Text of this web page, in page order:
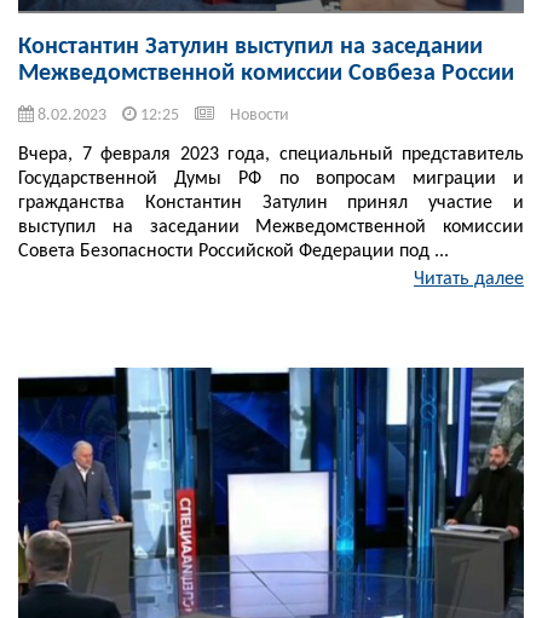
Константин Затулин выступил на заседании
Межведомственной комиссии Совбеза России
8.02.2023 12:25 Новости
Вчера, 7 февраля 2023 года, специальный представитель
Государственной Думы РФ по вопросам миграции и
гражданства Константин Затулин принял участие и
выступил на заседании Межведомственной комиссии
Совета Безопасности Российской Федерации под ...
Читать далее